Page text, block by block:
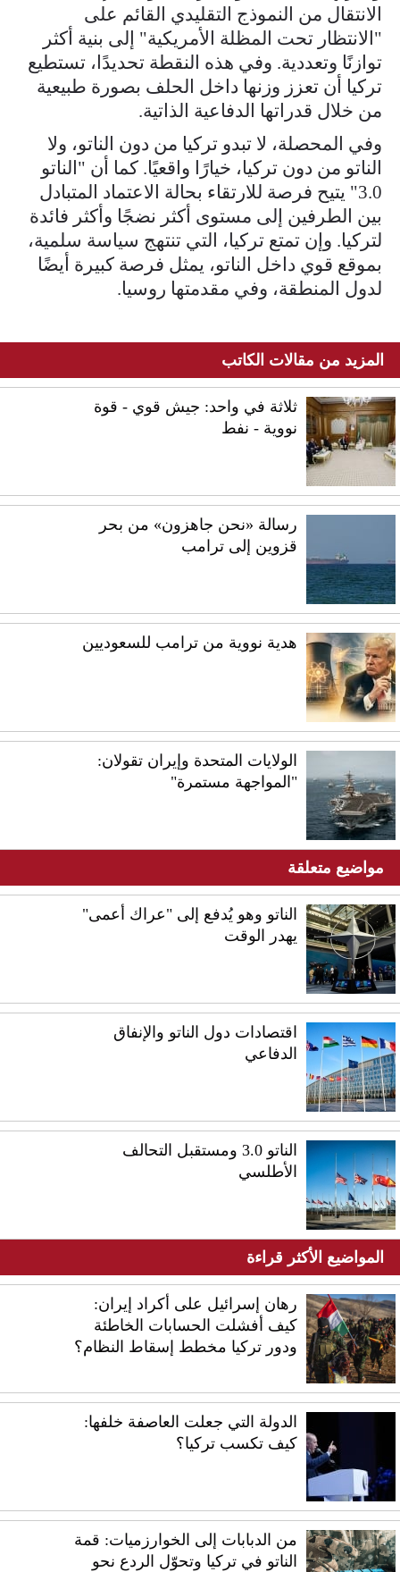
الانتقال من النموذج التقليدي القائم على
"الانتظار تحت المظلة الأمريكية" إلى بنية أكثر
توازنًا وتعددية. وفي هذه النقطة تحديدًا، تستطيع
تركيا أن تعزز وزنها داخل الحلف بصورة طبيعية
من خلال قدراتها الدفاعية الذاتية.
وفي المحصلة، لا تبدو تركيا من دون الناتو، ولا
الناتو من دون تركيا، خيارًا واقعيًا. كما أن "الناتو
3.0" يتيح فرصة للارتقاء بحالة الاعتماد المتبادل
بين الطرفين إلى مستوى أكثر نضجًا وأكثر فائدة
لتركيا. وإن تمتع تركيا، التي تنتهج سياسة سلمية،
بموقع قوي داخل الناتو، يمثل فرصة كبيرة أيضًا
لدول المنطقة، وفي مقدمتها روسيا.
المزيد من مقالات الكاتب
ثلاثة في واحد: جيش قوي - قوة
نووية - نفط
رسالة «نحن جاهزون» من بحر
قزوين إلى ترامب
هدية نووية من ترامب للسعوديين
الولايات المتحدة وإيران تقولان:
"المواجهة مستمرة"
مواضيع متعلقة
الناتو وهو يُدفع إلى "عراك أعمى"
يهدر الوقت
اقتصادات دول الناتو والإنفاق
الدفاعي
الناتو 3.0 ومستقبل التحالف
الأطلسي
المواضيع الأكثر قراءة
رهان إسرائيل على أكراد إيران:
كيف أفشلت الحسابات الخاطئة
ودور تركيا مخطط إسقاط النظام؟
الدولة التي جعلت العاصفة خلفها:
كيف تكسب تركيا؟
من الدبابات إلى الخوارزميات: قمة
الناتو في تركيا وتحوّل الردع نحو